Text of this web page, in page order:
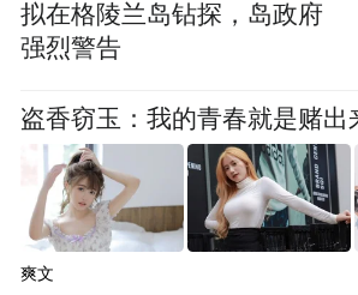
拟在格陵兰岛钻探，岛政府
强烈警告
盗香窃玉：我的青春就是赌出
爽文